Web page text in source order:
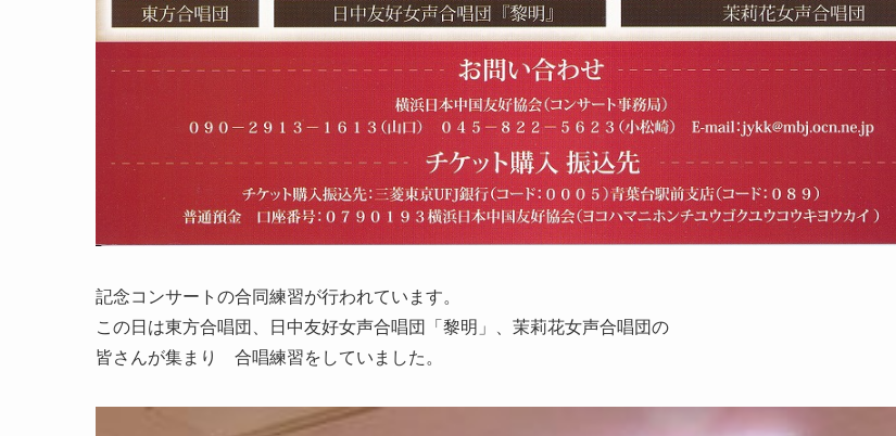
記念コンサートの合同練習が行われています。
この日は東方合唱団、日中友好女声合唱団「黎明」、茉莉花女声合唱団の
皆さんが集まり 合唱練習をしていました。